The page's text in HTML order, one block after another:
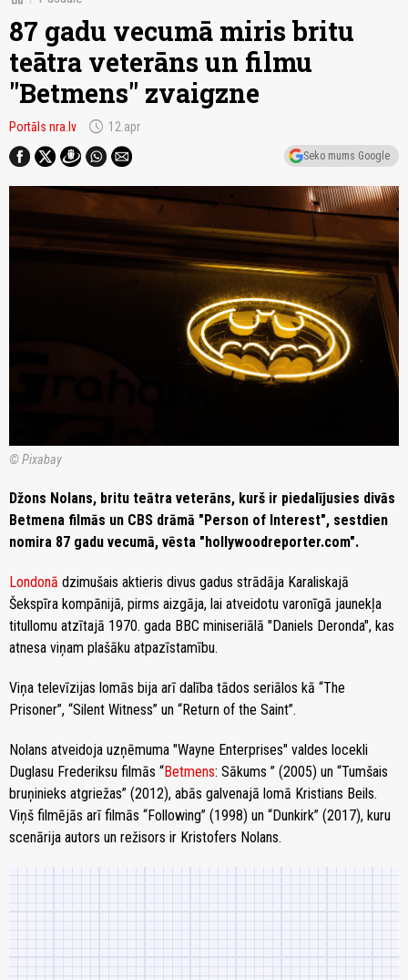
87 gadu vecumā miris britu
teātra veterāns un filmu
"Betmens" zvaigzne
Portāls nra.lv schedule 12.apr
Seko mums Google
© Pixabay
Džons Nolans, britu teātra veterāns, kurš ir piedalījusies divās
Betmena filmās un CBS drāmā "Person of Interest", sestdien
nomira 87 gadu vecumā, vēsta "hollywoodreporter.com".
Londonā dzimušais aktieris divus gadus strādāja Karaliskajā
Šekspīra kompānijā, pirms aizgāja, lai atveidotu varonīgā jaunekļa
titullomu atzītajā 1970. gada BBC miniseriālā "Daniels Deronda", kas
atnesa viņam plašāku atpazīstamību.
Viņa televīzijas lomās bija arī dalība tādos seriālos kā “The
Prisoner”, “Silent Witness” un “Return of the Saint”.
Nolans atveidoja uzņēmuma "Wayne Enterprises" valdes locekli
Duglasu Frederiksu filmās “Betmens: Sākums ” (2005) un “Tumšais
bruņinieks atgriežas” (2012), abās galvenajā lomā Kristians Beils.
Viņš filmējās arī filmās “Following” (1998) un “Dunkirk” (2017), kuru
scenārija autors un režisors ir Kristofers Nolans.